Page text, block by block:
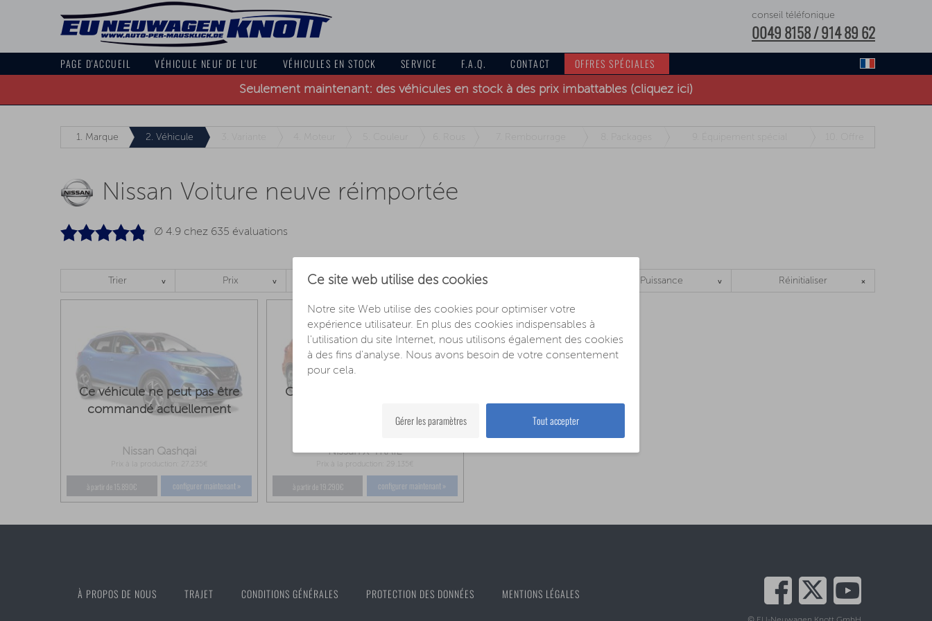
conseil téléfonique
0049 8158 / 914 89 62
PAGE D'ACCUEIL VÉHICULE NEUF DE L'UE VÉHICULES EN STOCK SERVICE F.A.Q. CONTACT OFFRES SPÉCIALES
Seulement maintenant: des véhicules en stock à des prix imbattables (cliquez ici)
1. Marque 2. Véhicule
Nissan Voiture neuve réimportée
Ø 4.9 chez 635 évaluations
Trier Prix Carburant Boite de vitesses Puissance Réinitialiser
Ce véhicule ne peut pas être
commandé actuellement
Nissan Qashqai
Prix à la production: 27.235€
à partir de 15.890€ configurer maintenant »
Ce véhicule ne peut pas être
Nissan X-TRAIL
Prix à la production: 29.135€
à partir de 19.290€ configurer maintenant »
À PROPOS DE NOUS TRAJET CONDITIONS GÉNÉRALES PROTECTION DES DONNÉES MENTIONS LÉGALES
Ce site web utilise des cookies
Notre site Web utilise des cookies pour optimiser votre
expérience utilisateur. En plus des cookies indispensables à
l'utilisation du site Internet, nous utilisons également des cookies
à des fins d'analyse. Nous avons besoin de votre consentement
pour cela.
Tout accepter
Gérer les paramètres